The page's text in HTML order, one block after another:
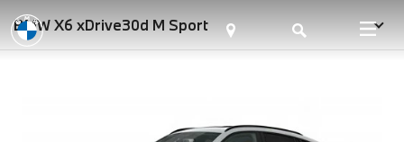
BMW X6 xDrive30d M Sport